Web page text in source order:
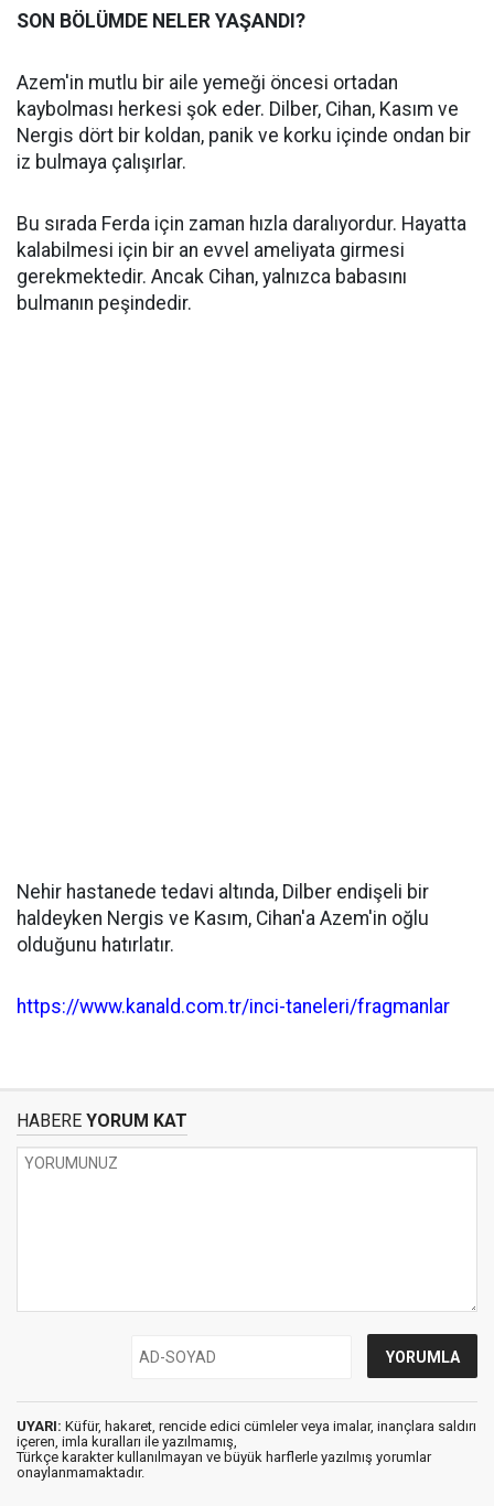
SON BÖLÜMDE NELER YAŞANDI?
Azem'in mutlu bir aile yemeği öncesi ortadan
kaybolması herkesi şok eder. Dilber, Cihan, Kasım ve
Nergis dört bir koldan, panik ve korku içinde ondan bir
iz bulmaya çalışırlar.
Bu sırada Ferda için zaman hızla daralıyordur. Hayatta
kalabilmesi için bir an evvel ameliyata girmesi
gerekmektedir. Ancak Cihan, yalnızca babasını
bulmanın peşindedir.
Nehir hastanede tedavi altında, Dilber endişeli bir
haldeyken Nergis ve Kasım, Cihan'a Azem'in oğlu
olduğunu hatırlatır.
https://www.kanald.com.tr/inci-taneleri/fragmanlar
HABERE YORUM KAT
UYARI: Küfür, hakaret, rencide edici cümleler veya imalar, inançlara saldırı
içeren, imla kuralları ile yazılmamış,
Türkçe karakter kullanılmayan ve büyük harflerle yazılmış yorumlar
onaylanmamaktadır.